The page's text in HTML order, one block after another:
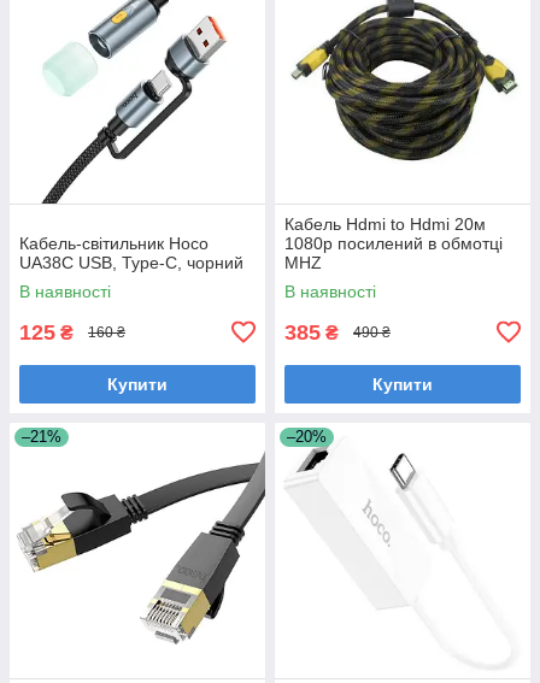
Кабель-світильник Hoco
UA38C USB, Type-C, чорний
В наявності
125 ₴ 160 ₴
Купити
Кабель Hdmi to Hdmi 20м
1080p посилений в обмотці
MHZ
В наявності
385 ₴ 490 ₴
Купити
–21% –20%